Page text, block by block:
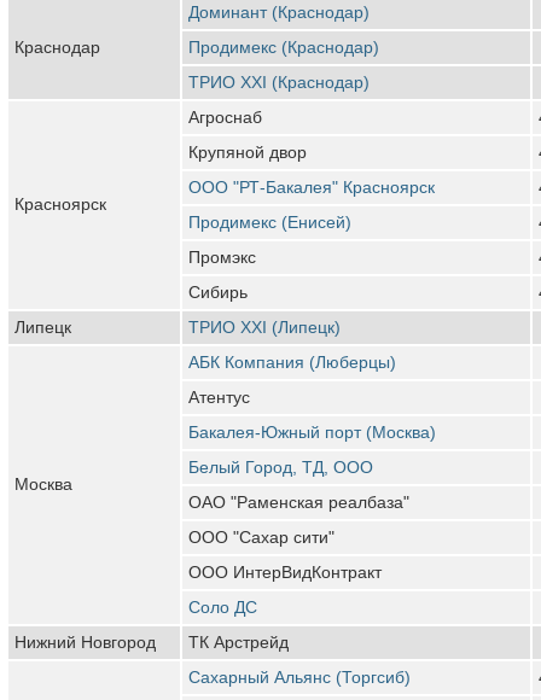
Краснодар
Доминант (Краснодар)
Продимекс (Краснодар)
ТРИО XXI (Краснодар)
Красноярск
Агроснаб
Крупяной двор
ООО "РТ-Бакалея" Красноярск
Продимекс (Енисей)
Промэкс
Сибирь
Липецк
ТРИО ХХI (Липецк)
Москва
АБК Компания (Люберцы)
Атентус
Бакалея-Южный порт (Москва)
Белый Город, ТД, ООО
ОАО "Раменская реалбаза"
ООО "Сахар сити"
ООО ИнтерВидКонтракт
Соло ДС
Нижний Новгород
ТК Арстрейд
Сахарный Альянс (Торгсиб)